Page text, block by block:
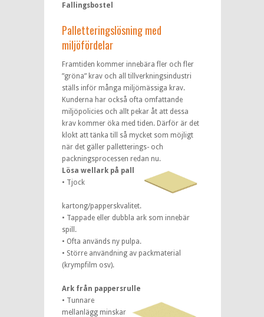
Fallingsbostel
Palletteringslösning med
miljöfördelar
Framtiden kommer innebära fler och fler
”gröna” krav och all tillverkningsindustri
ställs inför många miljömässiga krav.
Kunderna har också ofta omfattande
miljöpolicies och allt pekar åt att dessa
krav kommer öka med tiden. Därför är det
klokt att tänka till så mycket som möjligt
när det gäller palletterings- och
packningsprocessen redan nu.
Lösa wellark på pall
• Tjock
kartong/papperskvalitet.
• Tappade eller dubbla ark som innebär
spill.
• Ofta används ny pulpa.
• Större användning av packmaterial
(krympfilm osv).
Ark från pappersrulle
• Tunnare
mellanlägg minskar